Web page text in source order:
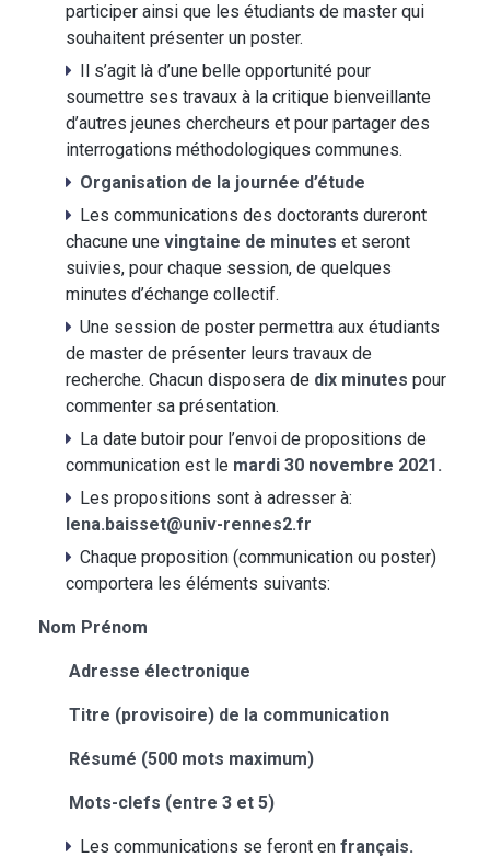
participer ainsi que les étudiants de master qui
souhaitent présenter un poster.
Il s’agit là d’une belle opportunité pour
soumettre ses travaux à la critique bienveillante
d’autres jeunes chercheurs et pour partager des
interrogations méthodologiques communes.
Organisation de la journée d’étude
Les communications des doctorants dureront
chacune une vingtaine de minutes et seront
suivies, pour chaque session, de quelques
minutes d’échange collectif.
Une session de poster permettra aux étudiants
de master de présenter leurs travaux de
recherche. Chacun disposera de dix minutes pour
commenter sa présentation.
La date butoir pour l’envoi de propositions de
communication est le mardi 30 novembre 2021.
Les propositions sont à adresser à:
lena.baisset@univ-rennes2.fr
Chaque proposition (communication ou poster)
comportera les éléments suivants:
Nom Prénom
Adresse électronique
Titre (provisoire) de la communication
Résumé (500 mots maximum)
Mots-clefs (entre 3 et 5)
Les communications se feront en français.